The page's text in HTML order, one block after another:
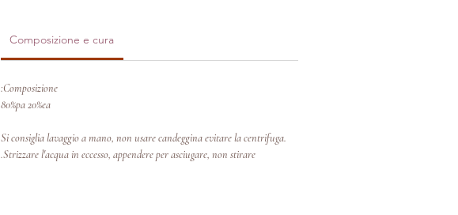
Composizione e cura
Composizione:
80%pa 20%ea
Si consiglia lavaggio a mano, non usare candeggina evitare la centrifuga.
Strizzare l'acqua in eccesso, appendere per asciugare, non stirare.